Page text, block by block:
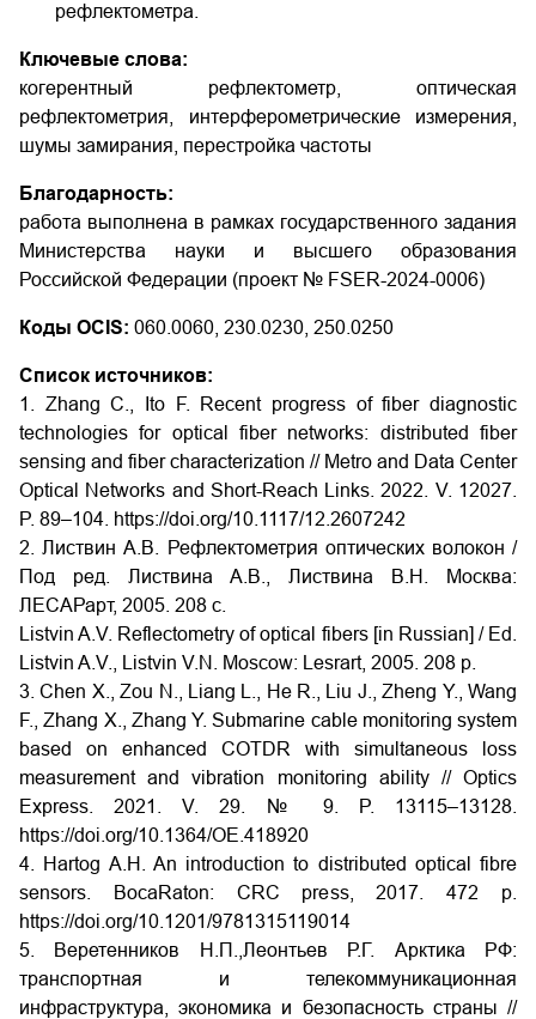
рефлектометра.
Ключевые слова:
когерентный рефлектометр, оптическая
рефлектометрия, интерферометрические измерения,
шумы замирания, перестройка частоты
Благодарность:
работа выполнена в рамках государственного задания
Министерства науки и высшего образования
Российской Федерации (проект № FSER-2024-0006)
Коды OCIS: 060.0060, 230.0230, 250.0250
Список источников:
1. Zhang C., Ito F. Recent progress of fiber diagnostic
technologies for optical fiber networks: distributed fiber
sensing and fiber characterization // Metro and Data Center
Optical Networks and Short-Reach Links. 2022. V. 12027.
P. 89–104. https://doi.org/10.1117/12.2607242
2. Листвин А.В. Рефлектометрия оптических волокон /
Под ред. Листвина А.В., Листвина В.Н. Москва:
ЛЕСАРарт, 2005. 208 с.
Listvin A.V. Reflectometry of optical fibers [in Russian] / Ed.
Listvin A.V., Listvin V.N. Moscow: Lesrart, 2005. 208 p.
3. Chen X., Zou N., Liang L., He R., Liu J., Zheng Y., Wang
F., Zhang X., Zhang Y. Submarine cable monitoring system
based on enhanced COTDR with simultaneous loss
measurement and vibration monitoring ability // Optics
Express. 2021. V. 29. № 9. P. 13115–13128.
https://doi.org/10.1364/OE.418920
4. Hartog A.H. An introduction to distributed optical fibre
sensors. BocaRaton: CRC press, 2017. 472 p.
https://doi.org/10.1201/9781315119014
5. Веретенников Н.П.,Леонтьев Р.Г. Арктика РФ:
транспортная и телекоммуникационная
инфраструктура, экономика и безопасность страны //